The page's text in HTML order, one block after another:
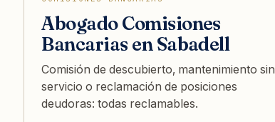
Abogado Comisiones
Bancarias en Sabadell
Comisión de descubierto, mantenimiento sin
servicio o reclamación de posiciones
deudoras: todas reclamables.